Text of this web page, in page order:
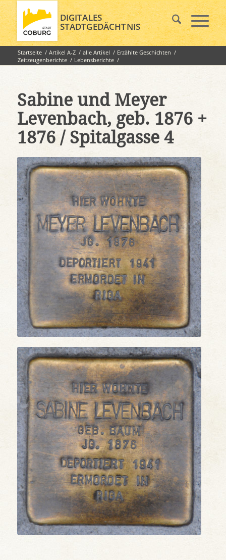
DIGITALES
STADTGEDÄCHTNIS
Startseite / Artikel A-Z / alle Artikel / Erzählte Geschichten /
Zeitzeugenberichte / Lebensberichte /
Sabine und Meyer Levenbach, geb. 1876 + 1876 / Spitalgasse 4
Sabine und Meyer
Levenbach, geb. 1876 +
1876 / Spitalgasse 4